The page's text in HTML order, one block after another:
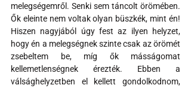
melegségemről. Senki sem táncolt örömében.
Ők eleinte nem voltak olyan büszkék, mint én!
Hiszen nagyjából úgy fest az ilyen helyzet,
hogy én a melegségnek szinte csak az örömét
zsebeltem be, míg ők másságomat
kellemetlenségnek érezték. Ebben a
válsághelyzetben el kellett gondolkodnom,